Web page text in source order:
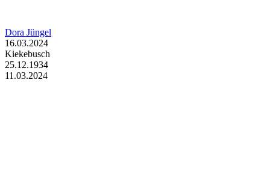
Dora Jüngel
16.03.2024
Kiekebusch
25.12.1934
11.03.2024